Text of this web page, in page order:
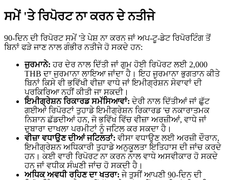
ਸਮੇਂ 'ਤੇ ਰਿਪੋਰਟ ਨਾ ਕਰਨ ਦੇ ਨਤੀਜੇ
90-ਦਿਨ ਦੀ ਰਿਪੋਰਟ ਸਮੇਂ 'ਤੇ ਪੇਸ਼ ਨਾ ਕਰਨ ਜਾਂ ਅਪ-ਟੂ-ਡੇਟ ਰਿਪੋਰਟਿੰਗ ਤੋਂ
ਬਿਨਾਂ ਫੜੇ ਜਾਣ ਨਾਲ ਗੰਭੀਰ ਨਤੀਜੇ ਹੋ ਸਕਦੇ ਹਨ:
ਜੁਰਮਾਨੇ: ਹਰ ਦੇਰ ਨਾਲ ਦਿੱਤੀ ਜਾਂ ਗੁਮ ਹੋਈ ਰਿਪੋਰਟ ਲਈ 2,000
THB ਦਾ ਜੁਰਮਾਨਾ ਲਾਇਆ ਜਾਂਦਾ ਹੈ। ਇਹ ਜੁਰਮਾਨਾ ਭੁਗਤਾਨ ਕੀਤੇ
ਬਿਨਾਂ ਕਿਸੇ ਵੀ ਭਵਿੱਖੀ ਵੀਜ਼ਾ ਵਾਧੇ ਜਾਂ ਇਮੀਗ੍ਰੇਸ਼ਨ ਸੇਵਾਵਾਂ ਦੀ
ਪ੍ਰਕਿਰਿਆ ਨਹੀਂ ਕੀਤੀ ਜਾ ਸਕਦੀ।
ਇਮੀਗ੍ਰੇਸ਼ਨ ਰਿਕਾਰਡ ਸਮੱਸਿਆਵਾਂ: ਦੇਰੀ ਨਾਲ ਦਿੱਤੀਆਂ ਜਾਂ ਛੁੱਟ
ਗਈਆਂ ਰਿਪੋਰਟਾਂ ਤੁਹਾਡੇ ਇਮੀਗ੍ਰੇਸ਼ਨ ਰਿਕਾਰਡ 'ਚ ਨਕਾਰਾਤਮਕ
ਨਿਸ਼ਾਨ ਛੱਡਦੀਆਂ ਹਨ, ਜੋ ਭਵਿੱਖ ਵਿੱਚ ਵੀਜ਼ਾ ਅਰਜ਼ੀਆਂ, ਵਾਧੇ ਜਾਂ
ਦੁਬਾਰਾ ਦਾਖਲਾ ਪਰਮੀਟਾਂ ਨੂੰ ਜਟਿਲ ਕਰ ਸਕਦਾ ਹੈ।
ਵੀਜ਼ਾ ਵਧਾਉਣ ਦੀਆਂ ਜਟਿਲਤਾਂ: ਵੀਸਾ ਵਧਾਉਣ ਲਈ ਅਰਜ਼ੀ ਦੌਰਾਨ,
ਇਮੀਗ੍ਰੇਸ਼ਨ ਅਧਿਕਾਰੀ ਤੁਹਾਡੇ ਅਨੁਕੂਲਤਾ ਇਤਿਹਾਸ ਦੀ ਜਾਂਚ ਕਰਦੇ
ਹਨ। ਕਈ ਵਾਰੀ ਰਿਪੋਰਟ ਨਾ ਕਰਨ ਨਾਲ ਵਾਧੇ ਅਸਵੀਕਾਰ ਹੋ ਸਕਦੇ
ਹਨ ਜਾਂ ਵਧੀਕ ਸੰਘਣੀ ਜਾਂਚ ਹੋ ਸਕਦੀ ਹੈ।
ਅਧਿਕ ਅਵਧੀ ਰਹਿਣ ਦਾ ਖਤਰਾ: ਜੇ ਤੁਸੀਂ ਆਪਣੀ 90-ਦਿਨ ਦੀ